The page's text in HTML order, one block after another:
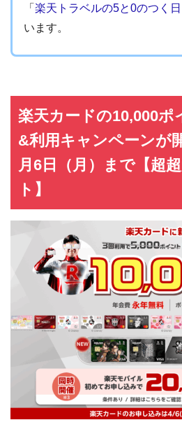
「 楽天トラベルの5と0のつく日
います。
楽天カードの10,000ポ
&利用キャンペーンが
月6日（月）まで【超
ト】